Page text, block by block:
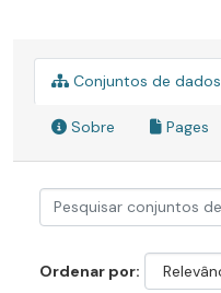
Conjuntos de dados
Sobre Pages
Ordenar por